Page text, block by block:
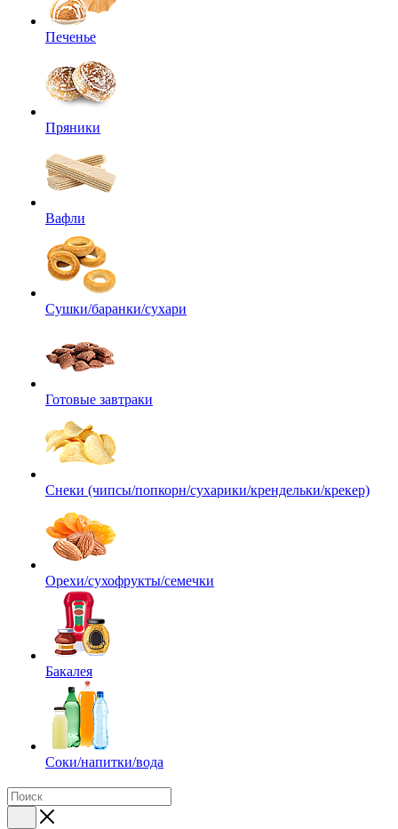
Печенье
Пряники
Вафли
Сушки/баранки/сухари
Готовые завтраки
Снеки (чипсы/попкорн/сухарики/крендельки/крекер)
Орехи/сухофрукты/семечки
Бакалея
Соки/напитки/вода